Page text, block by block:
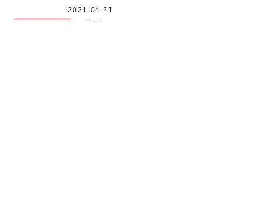
2021.04.21
温活ストレッチエアーの口